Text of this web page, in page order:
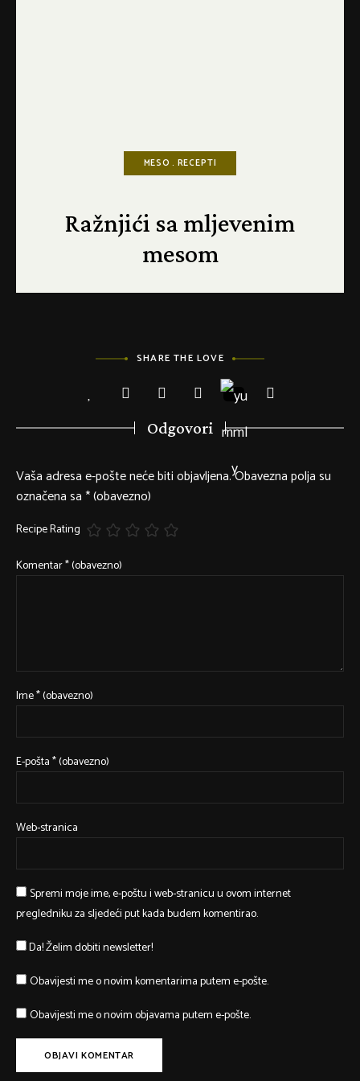
MESO RECEPTI
Ražnjići sa mljevenim
mesom
SHARE THE LOVE
Odgovori
Vaša adresa e-pošte neće biti objavljena.Obavezna polja su
označena sa* (obavezno)
Recipe Rating
Komentar* (obavezno)
Ime* (obavezno)
E-pošta* (obavezno)
Web-stranica
Spremi moje ime, e-poštu i web-stranicu u ovom internet
pregledniku za sljedeći put kada budem komentirao.
Da! Želim dobiti newsletter!
Obavijesti me o novim komentarima putem e-pošte.
Obavijesti me o novim objavama putem e-pošte.